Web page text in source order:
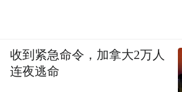
收到紧急命令，加拿大2万人
连夜逃命